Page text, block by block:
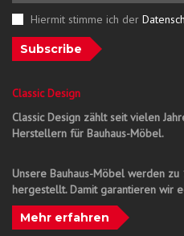
Hiermit stimme ich der
Subscribe
Classic Design
Classic Design zählt seit vielen
Herstellern für Bauhaus-Möbel.
Unsere Bauhaus-Möbel werden
hergestellt. Damit garantieren wir
Mehr erfahren